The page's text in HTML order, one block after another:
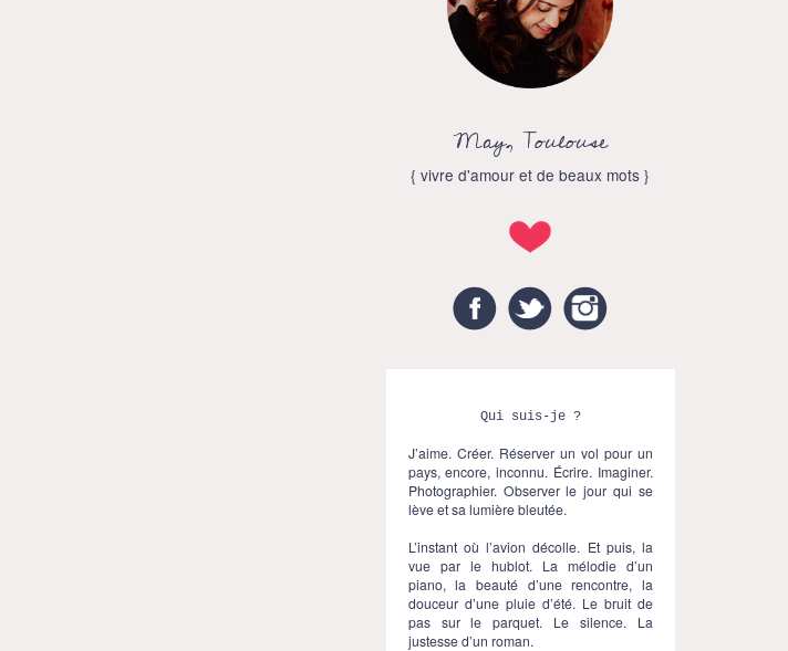
May, Toulouse
{ vivre d'amour et de beaux mots }
FacebookTwitter
Qui suis-je ?
J’aime. Créer. Réserver un vol pour un
pays, encore, inconnu. Écrire. Imaginer.
Photographier. Observer le jour qui se
lève et sa lumière bleutée.
L’instant où l’avion décolle. Et puis, la
vue par le hublot. La mélodie d’un
piano, la beauté d’une rencontre, la
douceur d’une pluie d’été. Le bruit de
pas sur le parquet. Le silence. La
justesse d’un roman.